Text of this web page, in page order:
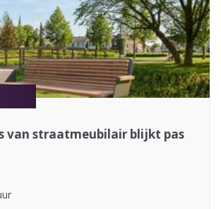
van straatmeubilair blijkt pas